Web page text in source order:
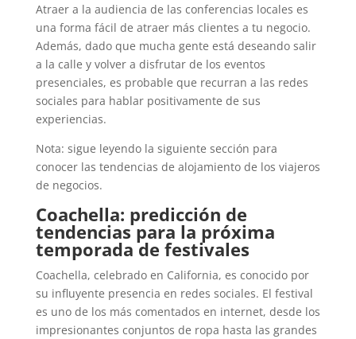
Atraer a la audiencia de las conferencias locales es
una forma fácil de atraer más clientes a tu negocio.
Además, dado que mucha gente está deseando salir
a la calle y volver a disfrutar de los eventos
presenciales, es probable que recurran a las redes
sociales para hablar positivamente de sus
experiencias.
Nota: sigue leyendo la siguiente sección para
conocer las tendencias de alojamiento de los viajeros
de negocios.
Coachella: predicción de
tendencias para la próxima
temporada de festivales
Coachella, celebrado en California, es conocido por
su influyente presencia en redes sociales. El festival
es uno de los más comentados en internet, desde los
impresionantes conjuntos de ropa hasta las grandes